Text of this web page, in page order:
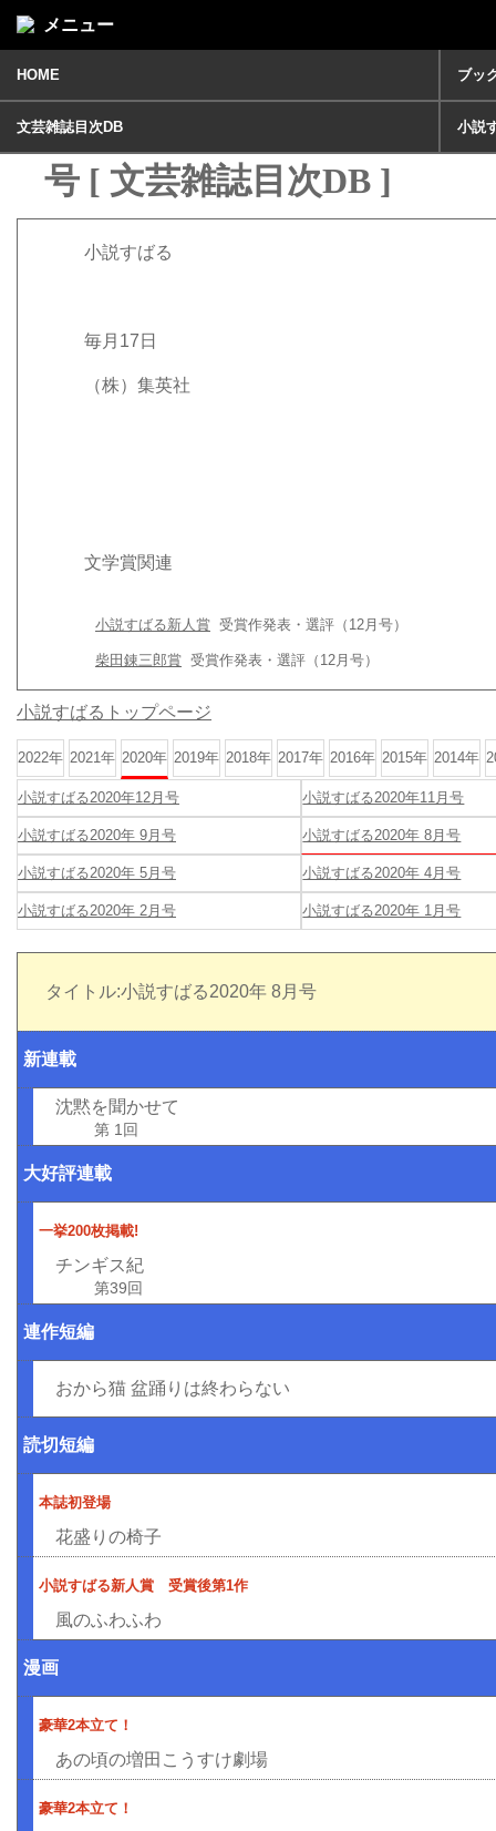
メニュー
HOME ブッ
文芸雑誌目次DB 小説
小説すばる2020年 8月
号 [ 文芸雑誌目次DB ]
小説すばる
毎月17日
（株）集英社
文学賞関連
小説すばる新人賞 受賞作発表・選評（12月号）
柴田錬三郎賞 受賞作発表・選評（12月号）
小説すばるトップページ
2022年 2021年 2020年 2019年 2018年 2017年 2016年 2015年 2014年
小説すばる2020年12月号 小説すばる2020年11月号
小説すばる2020年 9月号 小説すばる2020年 8月号
小説すばる2020年 5月号 小説すばる2020年 4月号
小説すばる2020年 2月号 小説すばる2020年 1月号
タイトル:小説すばる2020年 8月号
新連載
沈黙を聞かせて
第 1回
大好評連載
一挙200枚掲載!
チンギス紀
第39回
連作短編
おから猫 盆踊りは終わらない
読切短編
本誌初登場
花盛りの椅子
小説すばる新人賞 受賞後第1作
風のふわふわ
漫画
豪華2本立て！
あの頃の増田こうすけ劇場
豪華2本立て！